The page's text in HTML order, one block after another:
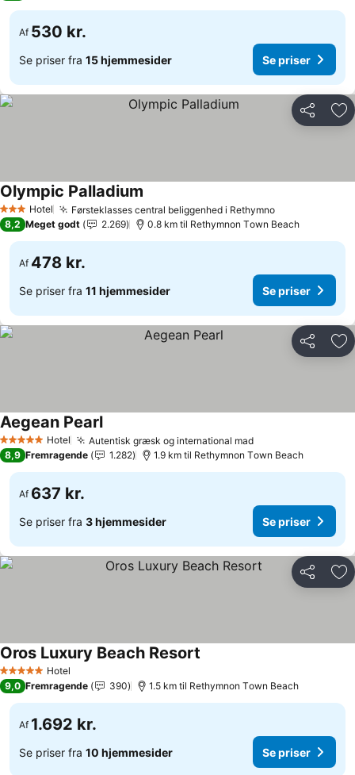
Af 530 kr.
Se priser fra 15 hjemmesider Se priser
Del
3 StjernerHotel Førsteklasses central beliggenhed i Rethymno
Olympic Palladium
8,2 Meget godt 2.269 0.8 km til Rethymnon Τown Beach
Af 478 kr.
Se priser fra 11 hjemmesider Se priser
Del
5 Stjerner Hotel Autentisk græsk og international mad
Aegean Pearl
8,9 Fremragende 1.282 1.9 km til Rethymnon Τown Beach
Af 637 kr.
Se priser fra 3 hjemmesider Se priser
Del
5 Stjerner Hotel
Oros Luxury Beach Resort
9,0 Fremragende 390 1.5 km til Rethymnon Τown Beach
Af 1.692 kr.
Se priser fra 10 hjemmesider Se priser